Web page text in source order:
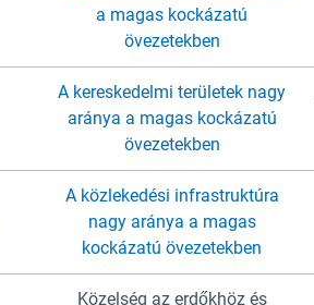
a magas kockázatú
övezetekben
A kereskedelmi területek nagy
aránya a magas kockázatú
övezetekben
A közlekedési infrastruktúra
nagy aránya a magas
kockázatú övezetekben
Közelség az erdőkhöz és